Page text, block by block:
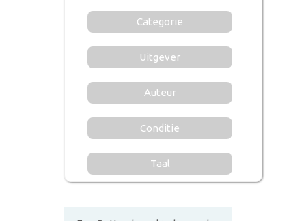
Categorie
Uitgever
Auteur
Conditie
Taal